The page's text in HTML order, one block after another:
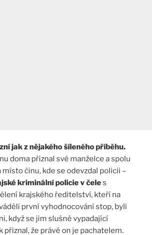
zní jak z nějakého šíleného příběhu.
doma přiznal své manželce a spolu
místo činu, kde se odevzdal policii –
kriminální policie v čeles
krajského ředitelství, kteří na
první vyhodnocování stop, byli
když se jim slušně vypadající
přiznal, že právě on je pachatelem.